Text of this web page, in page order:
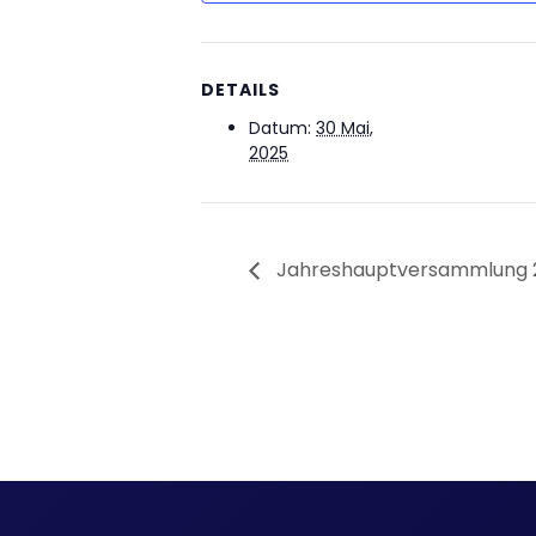
DETAILS
Datum: 30 Mai,
2025
Jahreshauptversammlung